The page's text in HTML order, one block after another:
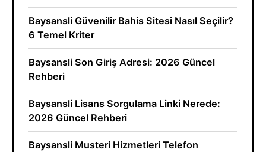
Baysansli Güvenilir Bahis Sitesi Nasıl Seçilir?
6 Temel Kriter
Baysansli Son Giriş Adresi: 2026 Güncel
Rehberi
Baysansli Lisans Sorgulama Linki Nerede:
2026 Güncel Rehberi
Baysansli Musteri Hizmetleri Telefon